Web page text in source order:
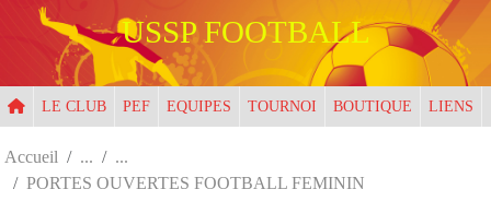
USSP FOOTBALL
LE CLUB PEF EQUIPES TOURNOI BOUTIQUE LIENS
Accueil
PORTES OUVERTES FOOTBALL FEMININ
Panneau de gestion des cookies